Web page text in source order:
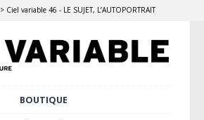
> Ciel variable 46 - LE SUJET, L’AUTOPORTRAIT
BOUTIQUE